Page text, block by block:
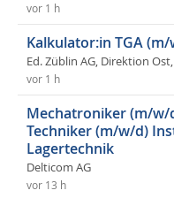
vor 1 h
Kalkulator:in TGA
Ed. Züblin AG, Direktion
vor 1 h
Mechatroniker (m/
Techniker (m/w/d)
Lagertechnik
Delticom AG
vor 13 h